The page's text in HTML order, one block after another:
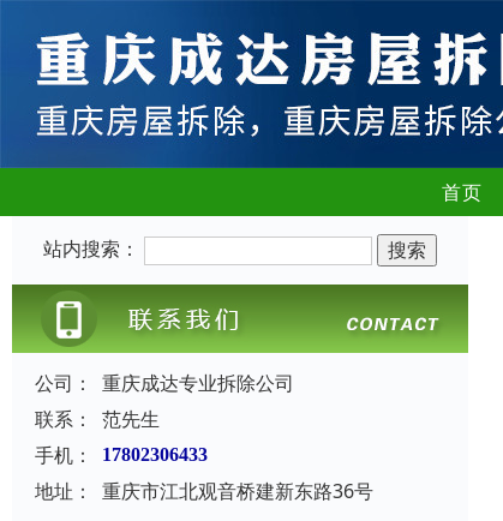
首页
站内搜索：
公司：
重庆成达专业拆除公司
联系：
范先生
手机：
17802306433
地址：
重庆市江北观音桥建新东路36号